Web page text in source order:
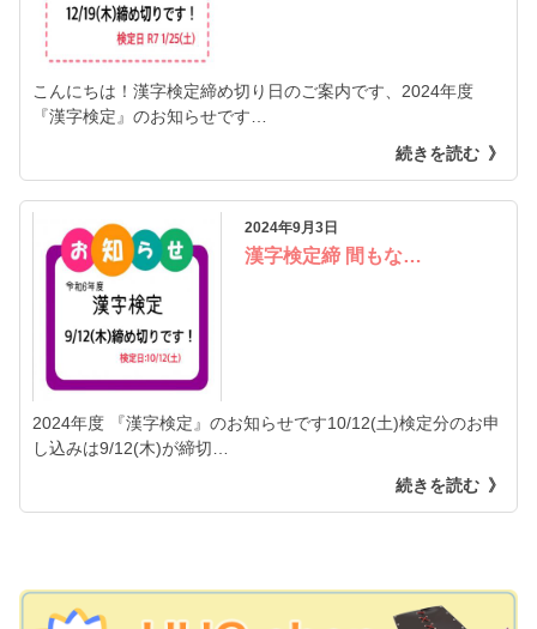
こんにちは！漢字検定締め切り日のご案内です、2024年度
『漢字検定』のお知らせです…
続きを読む
2024年9月3日
漢字検定締 間もな…
2024年度 『漢字検定』のお知らせです10/12(土)検定分のお申
し込みは9/12(木)が締切…
続きを読む